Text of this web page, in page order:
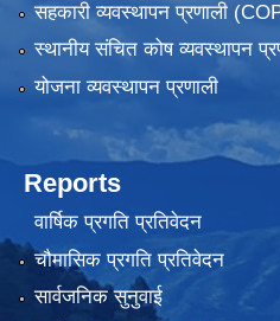
सहकारी व्यवस्थापन प्रणाली
स्थानीय संचित कोष व्यवस्थापन
योजना व्यवस्थापन प्रणाली
Reports
वार्षिक प्रगति प्रतिवेदन
चौमासिक प्रगति प्रतिवेदन
सार्वजनिक सुनुवाई